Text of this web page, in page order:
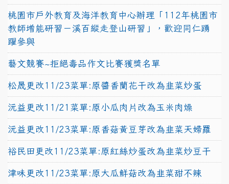
桃園市戶外教育及海洋教育中心辦理「112年桃園市
教師增能研習－溪百縱走登山研習」，歡迎同仁踴
躍參與
藝文競賽~拒絕毒品作文比賽獲獎名單
松晟更改11/23菜單:原醬香蘭花干改為韭菜炒蛋
沅益更改11/21菜單:原小瓜肉片改為玉米肉燥
沅益更改11/23菜單:原香菇黃豆芽改為韭菜天婦羅
裕民田更改11/23菜單:原紅絲炒蛋改為韭菜炒豆干
津味更改11/23菜單:原大瓜鮮菇改為韭菜甜不辣